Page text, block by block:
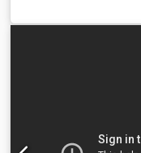
średnica otworu
cięcia 100mm - max
cięcia pod kątem w
dobry – piła